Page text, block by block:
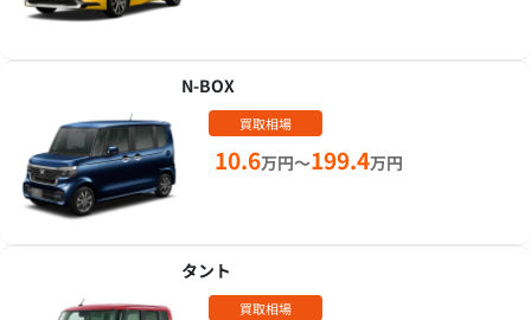
N-BOX
買取相場
10.6万円～199.4万円
タント
買取相場